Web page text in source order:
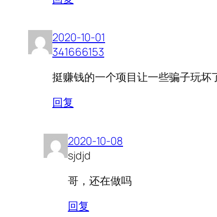
2020-10-01
341666153
挺赚钱的一个项目让一些骗子玩坏
回复
2020-10-08
sjdjd
哥，还在做吗
回复